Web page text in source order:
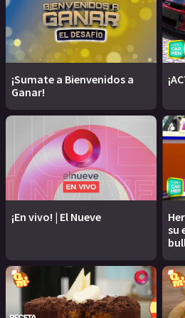
¡Sumate a Bienvenidos a
Ganar!
¡En vivo! | El Nueve
su